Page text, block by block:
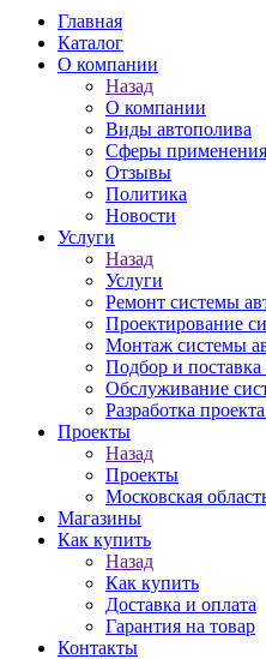
Главная
Каталог
О компании
Назад
О компании
Виды автополива
Сферы применения
Отзывы
Политика
Новости
Услуги
Назад
Услуги
Ремонт системы
Проектирование
Монтаж системы
Подбор и поставка
Обслуживание
Разработка
Проекты
Назад
Проекты
Московская
Магазины
Как купить
Назад
Как купить
Доставка и оплата
Гарантия на товар
Контакты